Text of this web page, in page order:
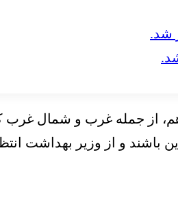
از جمله غرب و شمال غرب
و از وزیر بهداشت